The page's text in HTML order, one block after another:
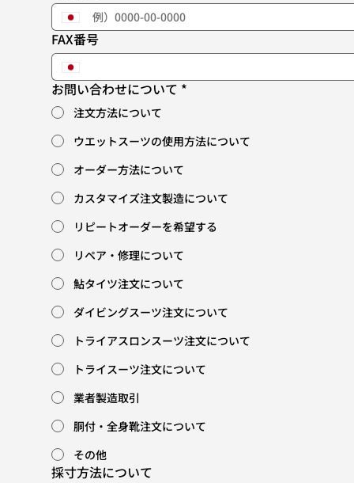
FAX番号
お問い合わせについて *
注文方法について
ウエットスーツの使用方法について
オーダー方法について
カスタマイズ注文製造について
リピートオーダーを希望する
リペア・修理について
鮎タイツ注文について
ダイビングスーツ注文について
トライアスロンスーツ注文について
トライスーツ注文について
業者製造取引
胴付・全身靴注文について
その他
採寸方法について